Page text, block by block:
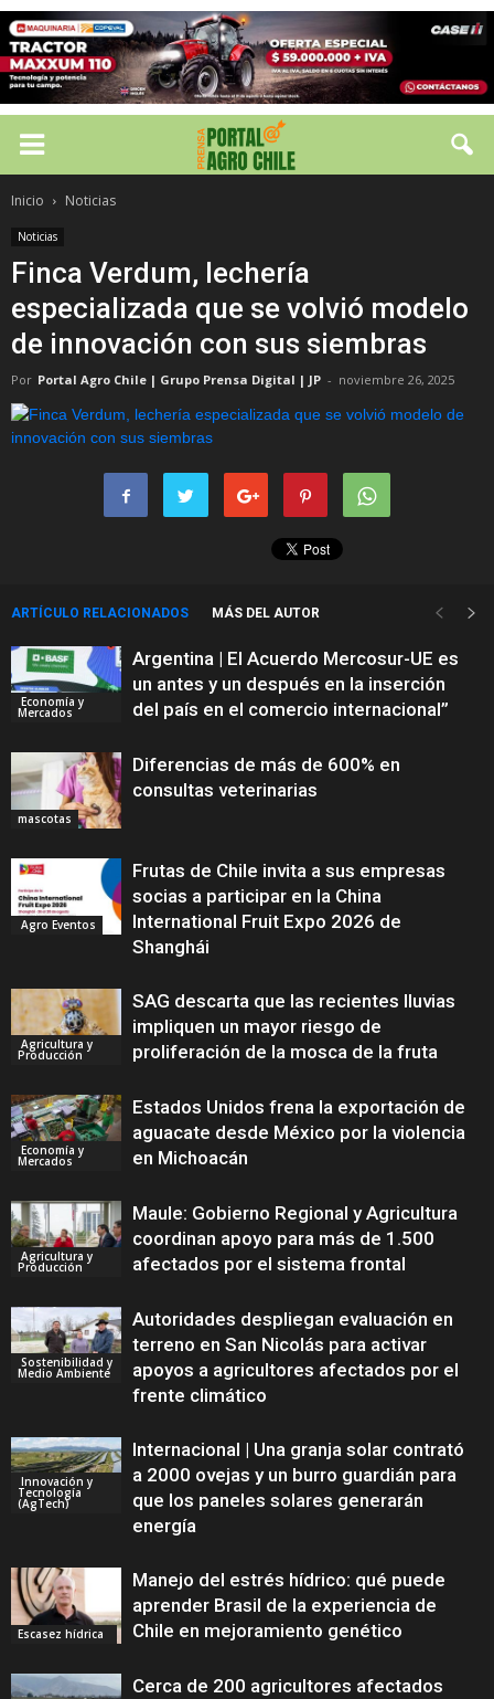
Inicio Noticias
Noticias
Finca Verdum, lechería
especializada que se volvió modelo
de innovación con sus siembras
Por Portal Agro Chile | Grupo Prensa Digital | JP - noviembre 26, 2025
ARTÍCULO RELACIONADOS MÁS DEL AUTOR
Economía y
Mercados
Argentina | El Acuerdo Mercosur-UE es
un antes y un después en la inserción
del país en el comercio internacional”
mascotas
Diferencias de más de 600% en
consultas veterinarias
Agro Eventos
Frutas de Chile invita a sus empresas
socias a participar en la China
International Fruit Expo 2026 de
Shanghái
Agricultura y
Producción
SAG descarta que las recientes lluvias
impliquen un mayor riesgo de
proliferación de la mosca de la fruta
Economía y
Mercados
Estados Unidos frena la exportación de
aguacate desde México por la violencia
en Michoacán
Agricultura y
Producción
Maule: Gobierno Regional y Agricultura
coordinan apoyo para más de 1.500
afectados por el sistema frontal
Sostenibilidad y
Medio Ambiente
Autoridades despliegan evaluación en
terreno en San Nicolás para activar
apoyos a agricultores afectados por el
frente climático
Innovación y
Tecnología
(AgTech)
Internacional | Una granja solar contrató
a 2000 ovejas y un burro guardián para
que los paneles solares generarán
energía
Escasez hídrica
Manejo del estrés hídrico: qué puede
aprender Brasil de la experiencia de
Chile en mejoramiento genético
Cerca de 200 agricultores afectados